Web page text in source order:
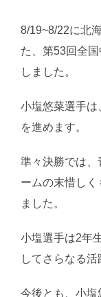
8/19~8/22に北
た、第53回全
しました。
小塩悠菜選手は
を進めます。
準々決勝では
ームの末惜し
ました。
小塩選手は2年
してさらなる活
今後とも、小塩